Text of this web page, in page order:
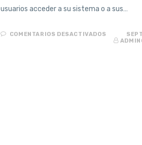
usuarios acceder a su sistema o a sus…
COMENTARIOS DESACTIVADOSEN
QUE